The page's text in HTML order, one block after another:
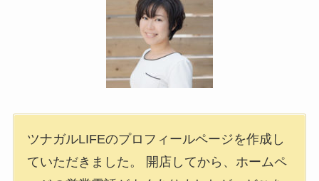
ツナガルLIFEのプロフィールページを作成し
ていただきました。 開店してから、ホームペ